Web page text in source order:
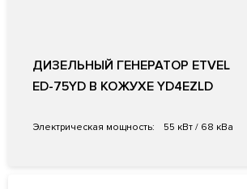
ДИЗЕЛЬНЫЙ ГЕНЕРАТОР ETVEL
ED-75YD В КОЖУХЕ YD4EZLD
Электрическая мощность: 55 кВт / 68 кВа